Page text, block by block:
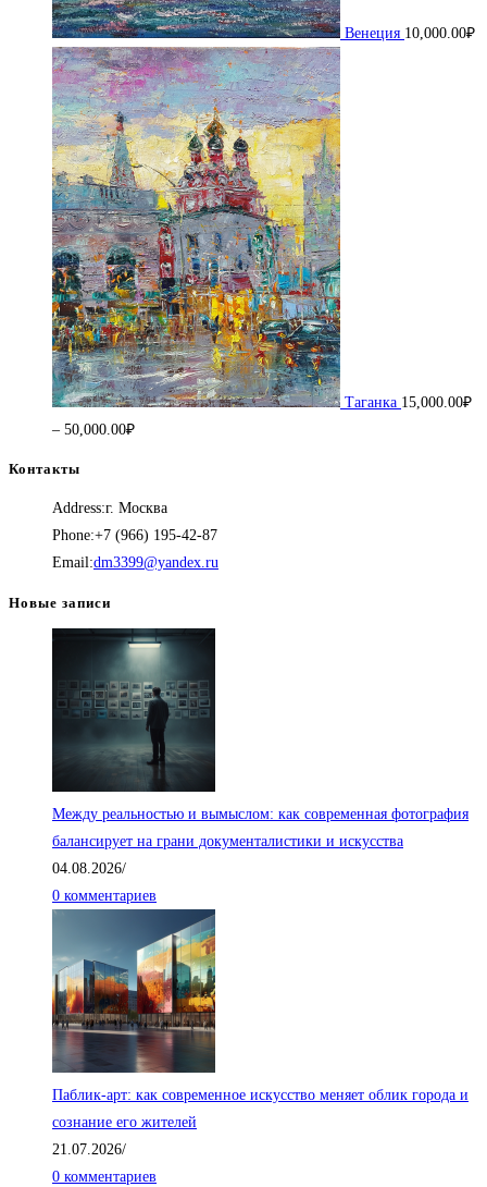
Венеция 10,000.00₽
Таганка 15,000.00₽
– 50,000.00₽Диапазон
–
50,000.00₽
Контакты
Address:г. Москва
Phone:+7 (966) 195-42-87
Email:dm3399@yandex.ru
Новые записи
Между реальностью и вымыслом: как современная фотография
балансирует на грани документалистики и искусства
04.08.2026/
0 комментариев
Паблик-арт: как современное искусство меняет облик города и
сознание его жителей
21.07.2026/
0 комментариев